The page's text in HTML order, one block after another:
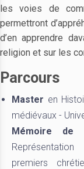
les voies de
permettront
d’en apprendre
religion et sur les
Parcours
Master en
médiévaux -
Mémoire de
premiers